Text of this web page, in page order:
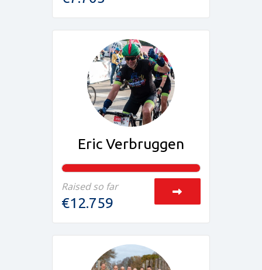
Eric Verbruggen
Raised so far
€12.759